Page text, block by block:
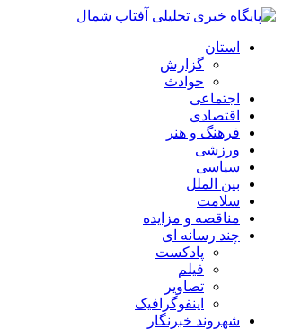
استان
گزارش
حوادث
اجتماعی
اقتصادی
فرهنگ و هنر
ورزشی
سیاسی
بین الملل
سلامت
مناقصه و مزایده
چند رسانه ای
پادکست
فیلم
تصاویر
اینفوگرافیک
شهروند خبرنگار